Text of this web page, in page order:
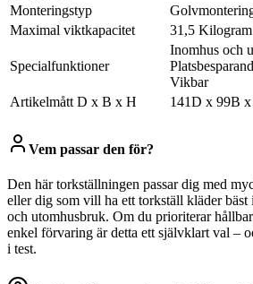
Monteringstyp
Maximal viktkapacitet
31,5 Kilogram
Specialfunktioner
Inomhus och
Vikbar
Artikelmått D x B x H
141D x 99B
Vem passar den för?
Den här torkställningen passar dig med
eller dig som vill ha ett torkställ kläder bäst
och utomhusbruk. Om du prioriterar
enkel förvaring är detta ett självklart val –
i test.